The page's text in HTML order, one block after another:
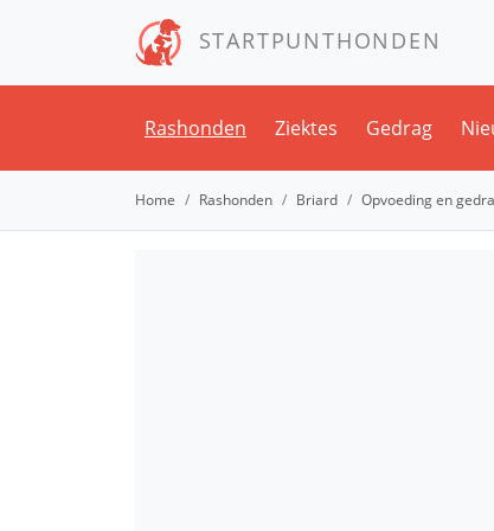
STARTPUNTHONDEN
Rashonden Ziektes Gedrag
Home Rashonden Briard Opvoeding en